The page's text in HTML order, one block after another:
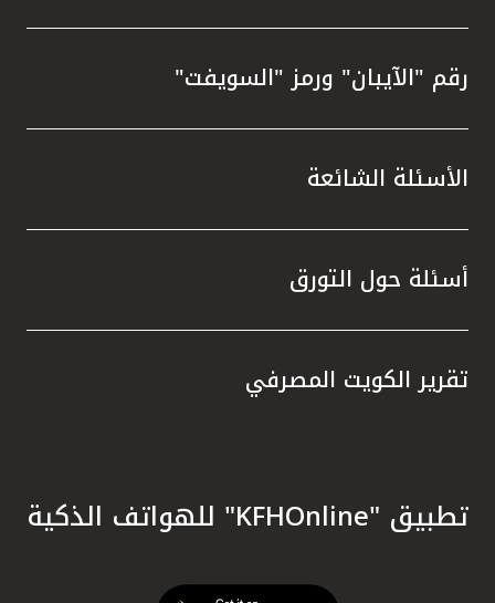
رقم "الآيبان" ورمز "السويفت"
الأسئلة الشائعة
أسئلة حول التورق
تقرير الكويت المصرفي
تطبيق "KFHOnline" للهواتف الذكية